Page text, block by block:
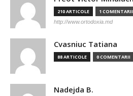
210 ARTICOLE 1 COMENTARII
http://www.ortodoxia.md
Cvasniuc Tatiana
88 ARTICOLE 0 COMENTARII
Nadejda B.